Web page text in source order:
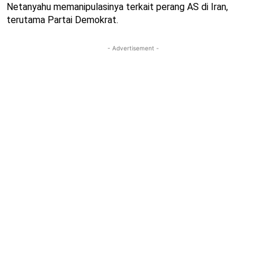
Netanyahu memanipulasinya terkait perang AS di Iran,
terutama Partai Demokrat.
- Advertisement -